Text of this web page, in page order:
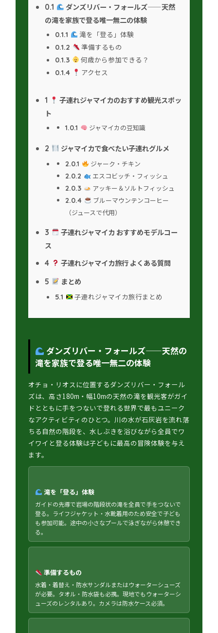
0.1
ダンズリバー・フォールズ——天然
の滝を家族で登る唯一無二の体験
0.1.1 滝を「登る」体験
0.1.2 準備するもの
0.1.3 何歳から参加できる？
0.1.4 アクセス
1
子連れジャマイカのおすすめ観光スポッ
ト
1.0.1 ジャマイカの豆知識
2 ジャマイカで食べたい子連れグルメ
2.0.1 ジャーク・チキン
2.0.2 エスコビッチ・フィッシュ
2.0.3 アッキー＆ソルトフィッシュ
2.0.4
ブルーマウンテンコーヒー
（ジュースで代用）
3
子連れジャマイカ おすすめモデルコー
ス
4 子連れジャマイカ旅行 よくある質問
5 まとめ
5.1 子連れジャマイカ旅行まとめ
ダンズリバー・フォールズ——天然の
滝を家族で登る唯一無二の体験
オチョ・リオスに位置するダンズリバー・フォール
ズは、高さ180m・幅10mの天然の滝を観光客がガイ
ドとともに手をつないで登れる世界で最もユニーク
なアクティビティのひとつ。川の水が石灰岩を流れ落
ちる自然の階段を、水しぶきを浴びながら全員でワ
イワイと登る体験は子どもに最高の冒険体験を与え
ます。
滝を「登る」体験
ガイドの先導で岩場の階段状の滝を全員で手をつないで
登る。ライフジャケット・水靴着用のため安全で子ども
も参加可能。途中の小さなプールで泳ぎながら休憩でき
る。
準備するもの
水着・着替え・防水サンダルまたはウォーターシューズ
が必要。タオル・防水袋も必携。現地でもウォーターシ
ューズのレンタルあり。カメラは防水ケース必須。